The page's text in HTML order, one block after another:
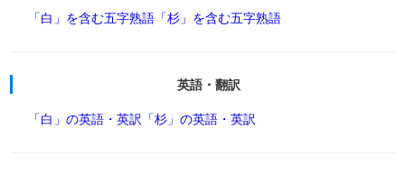
「白」を含む五字熟語 「杉」を含む五字熟語
英語・翻訳
「白」の英語・英訳 「杉」の英語・英訳